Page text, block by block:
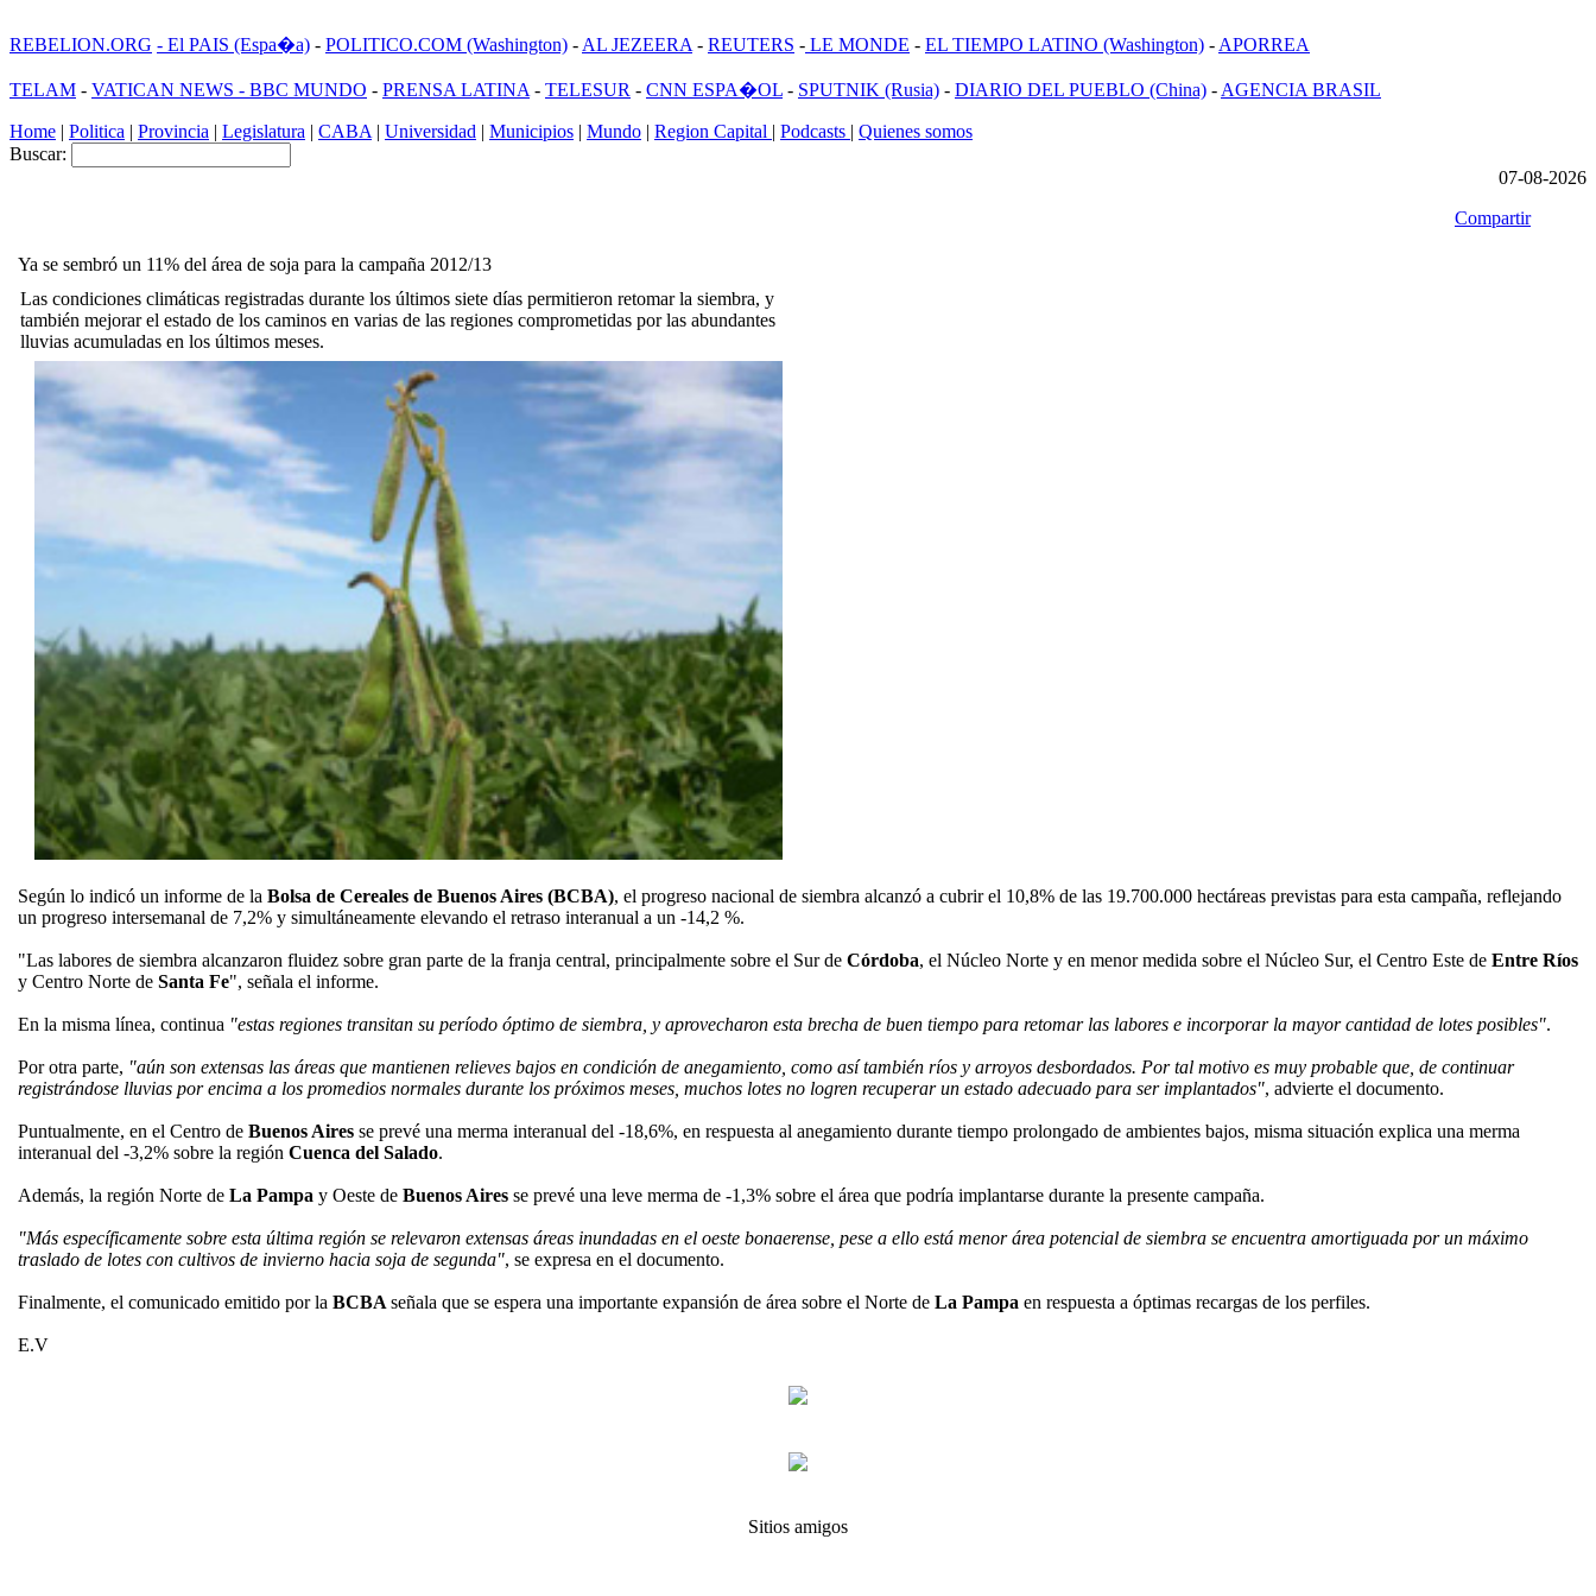
REBELION.ORG - El PAIS (Espa�a) - POLITICO.COM (Washington) - AL JEZEERA - REUTERS - LE MONDE - EL TIEMPO LATINO (Washington) - APORREA
TELAM - VATICAN NEWS - BBC MUNDO - PRENSA LATINA - TELESUR - CNN ESPA�OL - SPUTNIK (Rusia) - DIARIO DEL PUEBLO (China) - AGENCIA BRASIL
Home | Politica | Provincia | Legislatura | CABA | Universidad | Municipios | Mundo | Region Capital | Podcasts | Quienes somos
Buscar:
07-08-2026
Compartir
Ya se sembró un 11% del área de soja para la campaña 2012/13
Las condiciones climáticas registradas durante los últimos siete días permitieron retomar la siembra, y
también mejorar el estado de los caminos en varias de las regiones comprometidas por las abundantes
lluvias acumuladas en los últimos meses.
Según lo indicó un informe de la Bolsa de Cereales de Buenos Aires (BCBA), el progreso nacional de siembra alcanzó a cubrir el 10,8% de las 19.700.000 hectáreas previstas para esta campaña, reflejando
un progreso intersemanal de 7,2% y simultáneamente elevando el retraso interanual a un -14,2 %.
"Las labores de siembra alcanzaron fluidez sobre gran parte de la franja central, principalmente sobre el Sur de Córdoba, el Núcleo Norte y en menor medida sobre el Núcleo Sur, el Centro Este de Entre Ríos
y Centro Norte de Santa Fe", señala el informe.
En la misma línea, continua "estas regiones transitan su período óptimo de siembra, y aprovecharon esta brecha de buen tiempo para retomar las labores e incorporar la mayor cantidad de lotes posibles".
Por otra parte, "aún son extensas las áreas que mantienen relieves bajos en condición de anegamiento, como así también ríos y arroyos desbordados. Por tal motivo es muy probable que, de continuar
registrándose lluvias por encima a los promedios normales durante los próximos meses, muchos lotes no logren recuperar un estado adecuado para ser implantados", advierte el documento.
Puntualmente, en el Centro de Buenos Aires se prevé una merma interanual del -18,6%, en respuesta al anegamiento durante tiempo prolongado de ambientes bajos, misma situación explica una merma
interanual del -3,2% sobre la región Cuenca del Salado.
Además, la región Norte de La Pampa y Oeste de Buenos Aires se prevé una leve merma de -1,3% sobre el área que podría implantarse durante la presente campaña.
"Más específicamente sobre esta última región se relevaron extensas áreas inundadas en el oeste bonaerense, pese a ello está menor área potencial de siembra se encuentra amortiguada por un máximo
traslado de lotes con cultivos de invierno hacia soja de segunda", se expresa en el documento.
Finalmente, el comunicado emitido por la BCBA señala que se espera una importante expansión de área sobre el Norte de La Pampa en respuesta a óptimas recargas de los perfiles.
E.V
Sitios amigos